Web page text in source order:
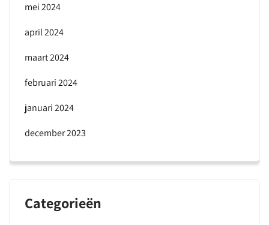
mei 2024
april 2024
maart 2024
februari 2024
januari 2024
december 2023
Categorieën